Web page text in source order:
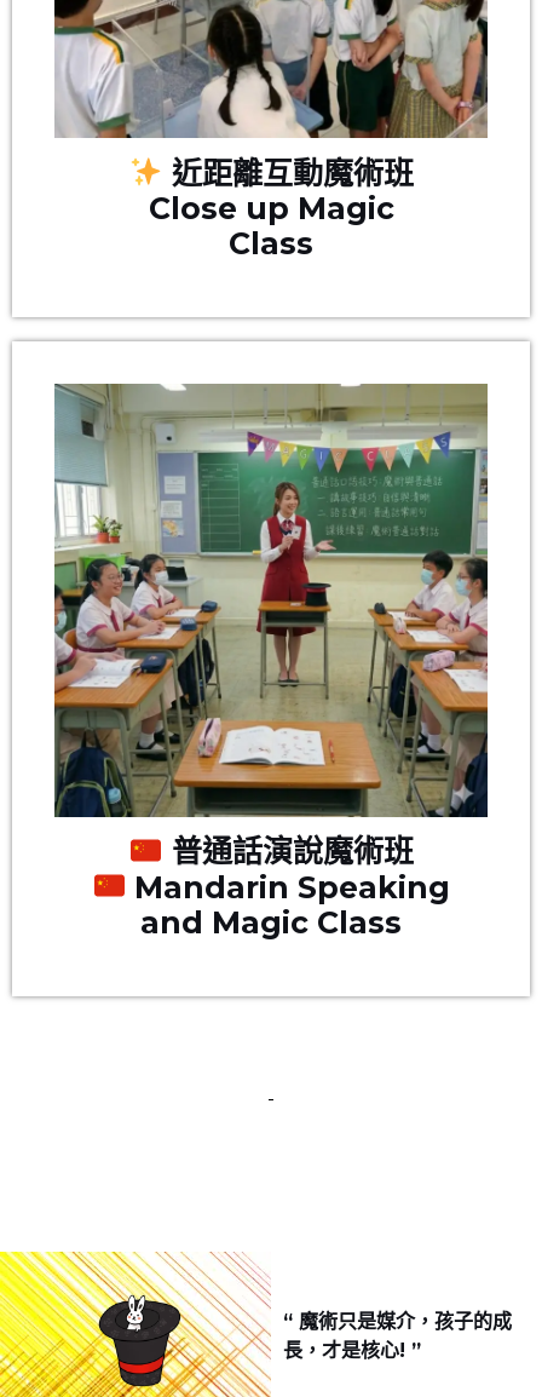
近距離互動魔術班
Close up Magic
Class
普通話演說魔術班
Mandarin Speaking
and Magic Class
“ 魔術只是媒介，孩子的成
長，才是核心! ”